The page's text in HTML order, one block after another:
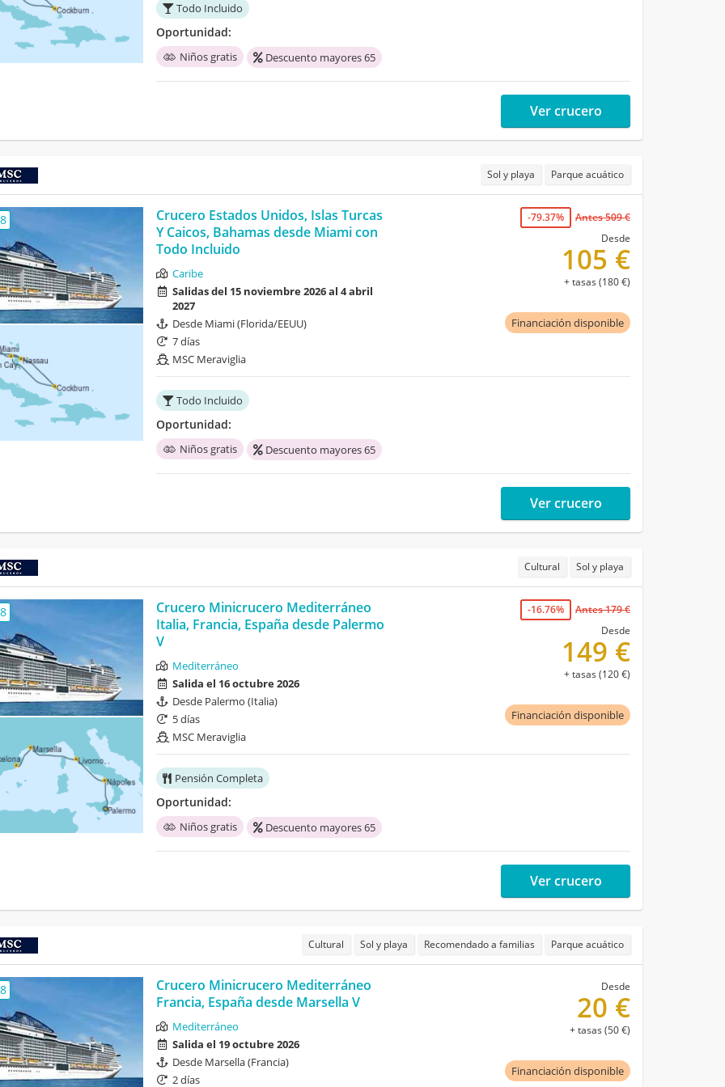
Todo Incluido
Oportunidad:
Niños gratis Descuento mayores 65
Ver crucero
Sol y playa Parque acuático
Crucero Estados Unidos, Islas Turcas
Y Caicos, Bahamas desde Miami con
Todo Incluido
Caribe
Salidas del 15 noviembre 2026 al 4 abril
2027
Desde Miami (Florida/EEUU)
7 días
MSC Meraviglia
Todo Incluido
Oportunidad:
Niños gratis Descuento mayores 65
Financiación disponible
-79.37%
Antes 509 €
Desde
105 €
+ tasas (180 €)
Ver crucero
Cultural Sol y playa
Crucero Minicrucero Mediterráneo
Italia, Francia, España desde Palermo
V
Mediterráneo
Salida el 16 octubre 2026
Desde Palermo (Italia)
5 días
MSC Meraviglia
Pensión Completa
Oportunidad:
Niños gratis Descuento mayores 65
Financiación disponible
-16.76%
Antes 179 €
Desde
149 €
+ tasas (120 €)
Ver crucero
Cultural Sol y playa Recomendado a familias Parque acuático
Crucero Minicrucero Mediterráneo
Francia, España desde Marsella V
Mediterráneo
Salida el 19 octubre 2026
Desde Marsella (Francia)
2 días
Financiación disponible
Desde
20 €
+ tasas (50 €)